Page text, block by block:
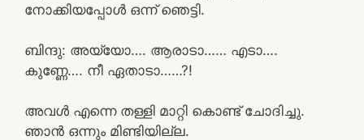
നോക്കിയപ്പോൾ ഒന്ന് ഞെട്ടി.
ബിന്ദു: അയ്യോ…. ആരാടാ…… എടാ….
കുണ്ണേ…. നീ ഏതാടാ……?!
അവൾ എന്നെ തള്ളി മാറ്റി കൊണ്ട് ചോദിച്ചു.
ഞാൻ ഒന്നും മിണ്ടിയില്ല.